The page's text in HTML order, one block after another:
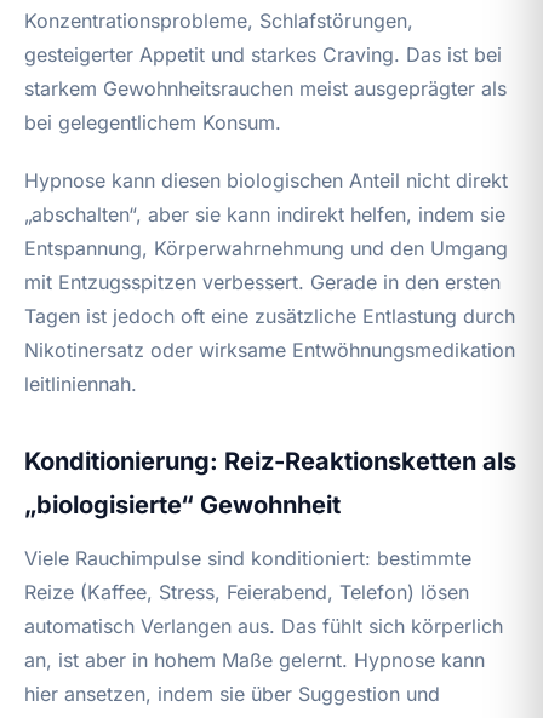
Konzentrationsprobleme, Schlafstörungen,
gesteigerter Appetit und starkes Craving. Das ist bei
starkem Gewohnheitsrauchen meist ausgeprägter als
bei gelegentlichem Konsum.
Hypnose kann diesen biologischen Anteil nicht direkt
„abschalten“, aber sie kann indirekt helfen, indem sie
Entspannung, Körperwahrnehmung und den Umgang
mit Entzugsspitzen verbessert. Gerade in den ersten
Tagen ist jedoch oft eine zusätzliche Entlastung durch
Nikotinersatz oder wirksame Entwöhnungsmedikation
leitliniennah.
Konditionierung: Reiz‑Reaktionsketten als
„biologisierte“ Gewohnheit
Viele Rauchimpulse sind konditioniert: bestimmte
Reize (Kaffee, Stress, Feierabend, Telefon) lösen
automatisch Verlangen aus. Das fühlt sich körperlich
an, ist aber in hohem Maße gelernt. Hypnose kann
hier ansetzen, indem sie über Suggestion und